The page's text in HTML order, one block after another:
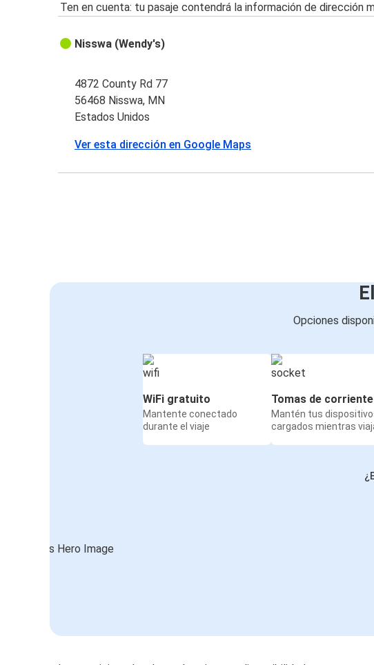
Ten en cuenta: tu pasaje contendrá la información de dirección
Nisswa (Wendy's)
4872 County Rd 77
56468 Nisswa, MN
Estados Unidos
Ver esta dirección en Google Maps
Opciones
WiFi gratuito
Mantente conectado
durante el viaje
Tomas de corriente
Mantén tus
cargados mientras